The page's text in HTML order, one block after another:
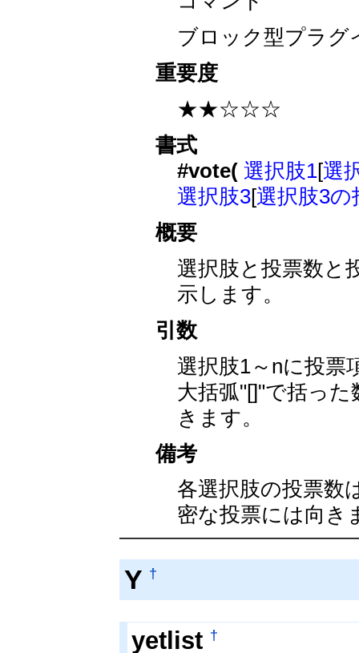
ブロック型プラグ
重要度
★★☆☆☆
書式
#vote( 選択肢1[選
選択肢3[選択肢3の
概要
選択肢と投票数と
示します。
引数
選択肢1～nに投票
大括弧"[]"で括っ
きます。
備考
各選択肢の投票数
密な投票には向き
Y †
yetlist †